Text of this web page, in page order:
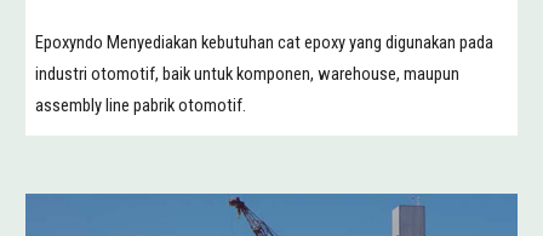
Epoxyndo Menyediakan kebutuhan cat epoxy yang digunakan pada
industri otomotif, baik untuk komponen, warehouse, maupun
assembly line pabrik otomotif.